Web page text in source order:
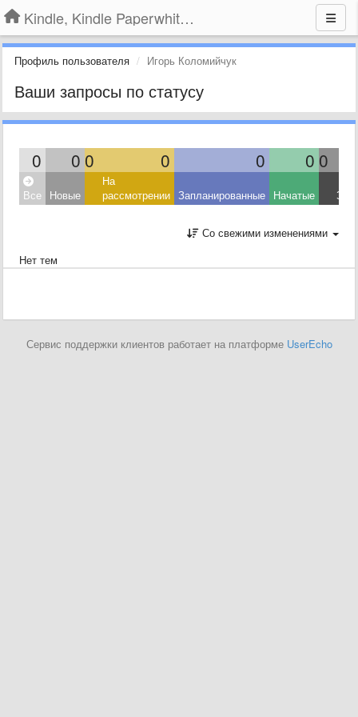
Kindle, Kindle Paperwhite, Kindle Voyage
Профиль пользователя Игорь Коломийчук
Ваши запросы по статусу
0 0 0 0 0 0 0
Все Новые
На
рассмотрении Запланированные Начатые
Со свежими изменениями
Нет тем
Сервис поддержки клиентов работает на платформе UserEcho